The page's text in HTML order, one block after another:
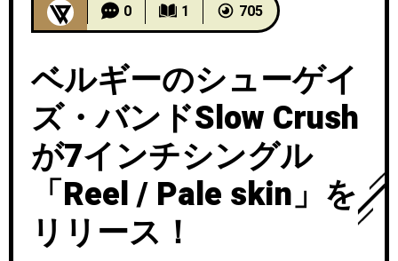
0 1 705
ベルギーのシューゲイ
ズ・バンドSlow Crush
が7インチシングル
「Reel / Pale skin」を
リリース！